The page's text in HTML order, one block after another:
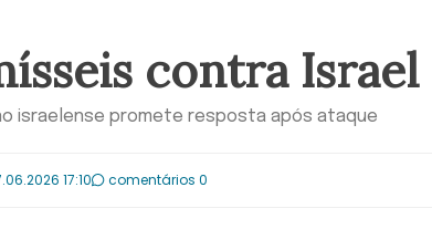
contra Israel
israelense promete resposta após ataque
17:10 comentários 0